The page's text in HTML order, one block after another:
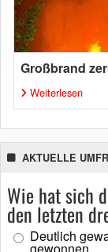
Großbrand
Weiterlesen
AKTUELLE
Wie hat sich
den letzten
Deutlich